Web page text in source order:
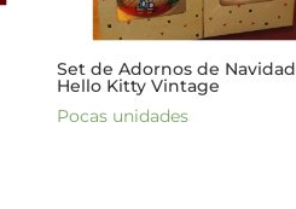
Set de Adornos de Navidad
Hello Kitty Vintage
Pocas unidades